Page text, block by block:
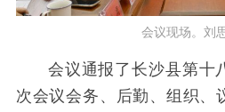
会议现场。刘
会议通报了长沙县第十
次会议会务、后勤、组织、